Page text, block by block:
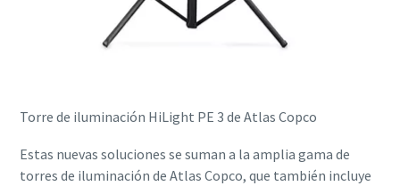
Torre de iluminación HiLight PE 3 de Atlas Copco
Estas nuevas soluciones se suman a la amplia gama de
torres de iluminación de Atlas Copco, que también incluye